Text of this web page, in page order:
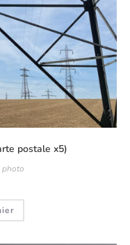
postale x5)
photo